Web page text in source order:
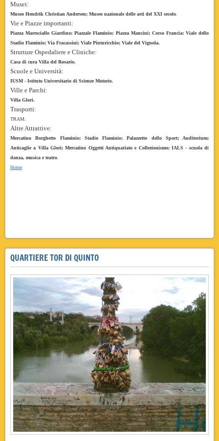
Musei:
Museo Hendrik Christian Andersen; Museo nazionale delle arti del XXI secolo.
Vie e Piazze importanti:
Piazza Maresciallo Giardino; Piazzale Flaminio; Piazza Mancini; Corso Francia; Viale dello
Stadio Flaminio; Via Fracassini; Viale Pinturicchio; Viale del Vignola.
Strutture Ospedaliere e Cliniche:
Casa di cura Villa del Rosario.
Scuole e Università:
IUSM - Istituto Universitario di Scienze Motorie.
Ville e Parchi:
Villa Glori.
Trasporti:
TRAM.
Altre Attrattive:
Mercatino Borghetto Flaminio; Stadio Flaminio; Palazzetto dello Sport; Auditorium;
Anticaglie a Villa Glori; Mercatino Oggetti Antiquariato e Collezionismo; IALS - scuola di
danza, musica e teatro.
Home
QUARTIERE TOR DI QUINTO